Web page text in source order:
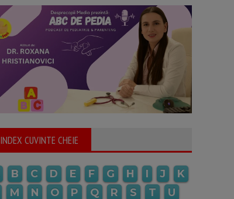
INDEX CUVINTE CHEIE
B C D E F G H I J
K
M N O P Q R S T
U